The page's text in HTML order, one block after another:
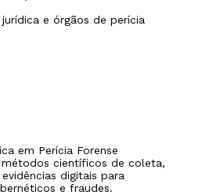
e órgãos de perícia
em Perícia Forense
científicos de coleta,
digitais para
e fraudes.